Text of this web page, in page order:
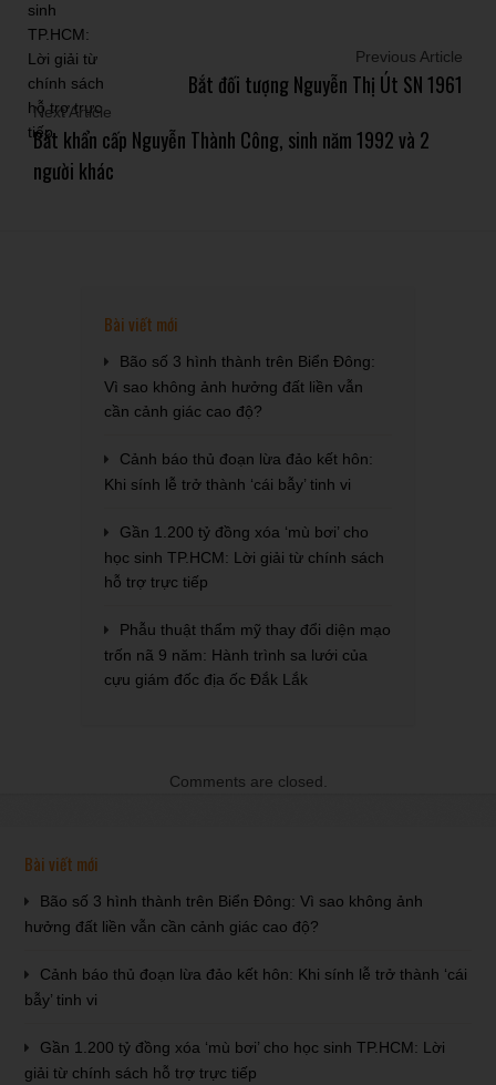
Previous Article
Bắt đối tượng Nguyễn Thị Út SN 1961
Next Article
Bắt khẩn cấp Nguyễn Thành Công, sinh năm 1992 và 2
người khác
Bài viết mới
Bão số 3 hình thành trên Biển Đông:
Vì sao không ảnh hưởng đất liền vẫn
cần cảnh giác cao độ?
Cảnh báo thủ đoạn lừa đảo kết hôn:
Khi sính lễ trở thành ‘cái bẫy’ tinh vi
Gần 1.200 tỷ đồng xóa ‘mù bơi’ cho
học sinh TP.HCM: Lời giải từ chính sách
hỗ trợ trực tiếp
Phẫu thuật thẩm mỹ thay đổi diện mạo
trốn nã 9 năm: Hành trình sa lưới của
cựu giám đốc địa ốc Đắk Lắk
Comments are closed.
Bài viết mới
Bão số 3 hình thành trên Biển Đông: Vì sao không ảnh
hưởng đất liền vẫn cần cảnh giác cao độ?
Cảnh báo thủ đoạn lừa đảo kết hôn: Khi sính lễ trở thành ‘cái
bẫy’ tinh vi
Gần 1.200 tỷ đồng xóa ‘mù bơi’ cho học sinh TP.HCM: Lời
giải từ chính sách hỗ trợ trực tiếp